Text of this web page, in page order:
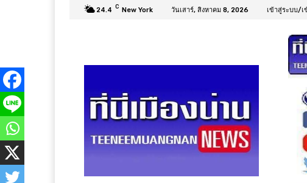
24.4 C New York วันเสาร์, สิงหาคม 8, 2026 เข้าสู่ระบบ/เ